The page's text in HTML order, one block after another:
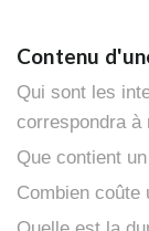
Contenu
Qui sont les
correspondra à
Que contient
Combien coûte